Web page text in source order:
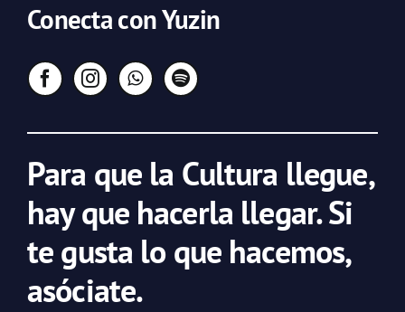
Conecta con Yuzin
Para que la Cultura llegue,
hay que hacerla llegar. Si
te gusta lo que hacemos,
asóciate.